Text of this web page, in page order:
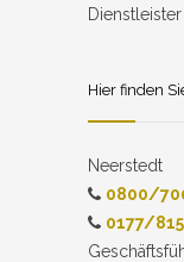
Hier finden
Neerstedt
0800/
0177/